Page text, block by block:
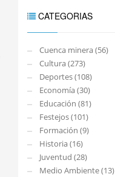
CATEGORIAS
Cuenca minera (56)
Cultura (273)
Deportes (108)
Economía (30)
Educación (81)
Festejos (101)
Formación (9)
Historia (16)
Juventud (28)
Medio Ambiente (13)